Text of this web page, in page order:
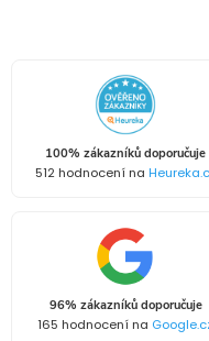
100% zákazníků doporučuje
512 hodnocení na
96% zákazníků doporučuje
165 hodnocení na